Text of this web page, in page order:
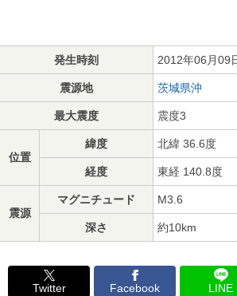
発生時刻 2012年06月09
震源地 茨城県沖
最大震度 震度3
位置
緯度 北緯 36.6度
経度 東経 140.8度
震源
マグニチュード M3.6
深さ 約10km
Twitter Facebook LINE